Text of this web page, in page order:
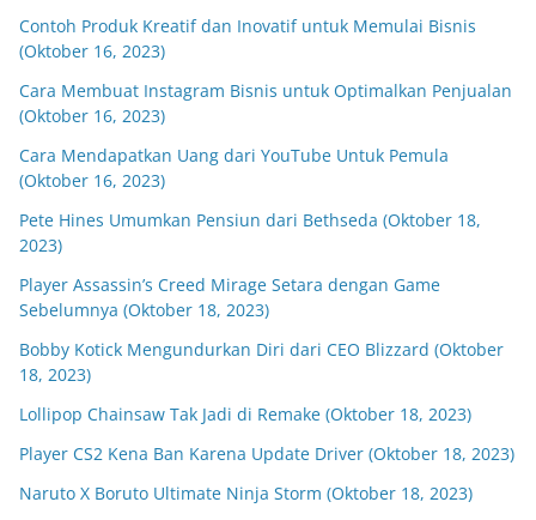
Contoh Produk Kreatif dan Inovatif untuk Memulai Bisnis
(Oktober 16, 2023)
Cara Membuat Instagram Bisnis untuk Optimalkan Penjualan
(Oktober 16, 2023)
Cara Mendapatkan Uang dari YouTube Untuk Pemula
(Oktober 16, 2023)
Pete Hines Umumkan Pensiun dari Bethseda (Oktober 18,
2023)
Player Assassin’s Creed Mirage Setara dengan Game
Sebelumnya (Oktober 18, 2023)
Bobby Kotick Mengundurkan Diri dari CEO Blizzard (Oktober
18, 2023)
Lollipop Chainsaw Tak Jadi di Remake (Oktober 18, 2023)
Player CS2 Kena Ban Karena Update Driver (Oktober 18, 2023)
Naruto X Boruto Ultimate Ninja Storm (Oktober 18, 2023)